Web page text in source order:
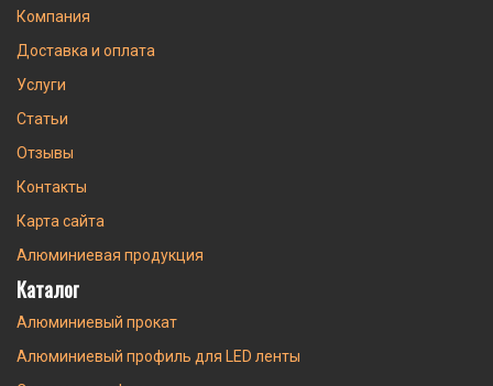
Компания
Доставка и оплата
Услуги
Статьи
Отзывы
Контакты
Карта сайта
Алюминиевая продукция
Каталог
Алюминиевый прокат
Алюминиевый профиль для LED ленты